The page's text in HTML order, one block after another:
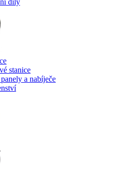
díly
stanice
a nabíječe